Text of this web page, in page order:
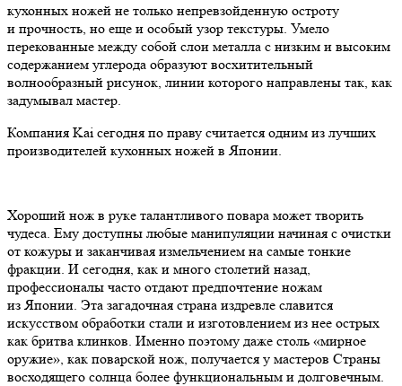
кухонных ножей не только непревзойденную остроту
и прочность, но еще и особый узор текстуры. Умело
перекованные между собой слои металла с низким и высоким
содержанием углерода образуют восхитительный
волнообразный рисунок, линии которого направлены так, как
задумывал мастер.
Компания Kai сегодня по праву считается одним из лучших
производителей кухонных ножей в Японии.
Хороший нож в руке талантливого повара может творить
чудеса. Ему доступны любые манипуляции начиная с очистки
от кожуры и заканчивая измельчением на самые тонкие
фракции. И сегодня, как и много столетий назад,
профессионалы часто отдают предпочтение ножам
из Японии. Эта загадочная страна издревле славится
искусством обработки стали и изготовлением из нее острых
как бритва клинков. Именно поэтому даже столь «мирное
оружие», как поварской нож, получается у мастеров Страны
восходящего солнца более функциональным и долговечным.